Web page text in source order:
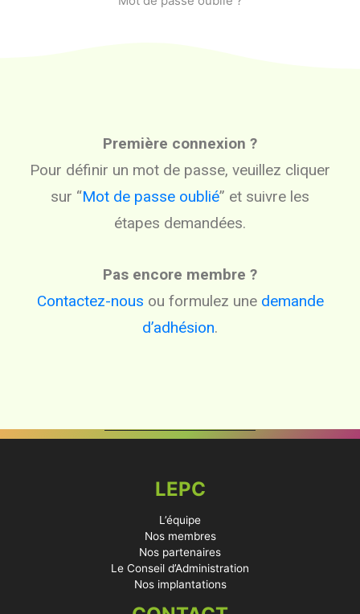
Première connexion ?
Pour définir un mot de passe, veuillez cliquer
sur “Mot de passe oublié” et suivre les
étapes demandées.
Pas encore membre ?
Contactez-nous ou formulez une demande
d’adhésion.
LEPC
L’équipe
Nos membres
Nos partenaires
Le Conseil d’Administration
Nos implantations